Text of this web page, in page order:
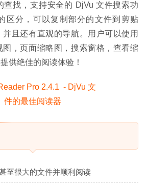
查找，支持安全的 DjVu 文件搜索功
区分，可以复制部分的文件到剪贴
且还有直观的导航。用户可以使用
图，页面缩略图，搜索窗格，查看缩
供绝佳的阅读体验！
至很大的文件并顺利阅读